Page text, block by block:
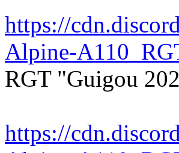
https://
Alpine-
RGT "Guigou
https://